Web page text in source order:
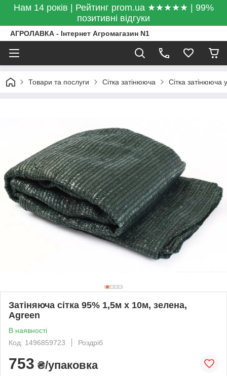
Нам 14 років | Рейтинг prom.ua ★★★★★ | 99%
позитивні відгуки
АГРОЛАВКА - Інтернет Агромагазин N1
Товари та послуги Сітка затінююча Сітка затінююча
Затіняюча сітка 95% 1,5м х 10м, зелена,
Agreen
В наявності
Код: 1496859723
Роздріб
753 ₴/упаковка